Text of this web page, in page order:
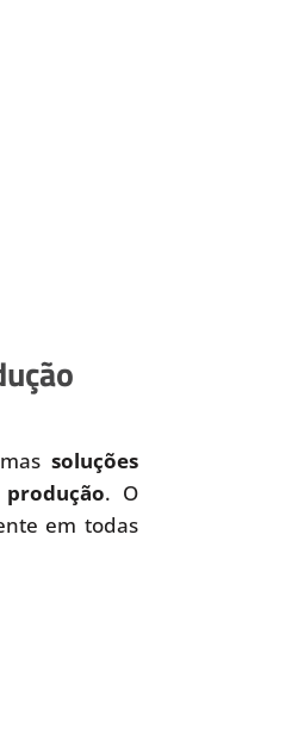
soluções
. O
em todas